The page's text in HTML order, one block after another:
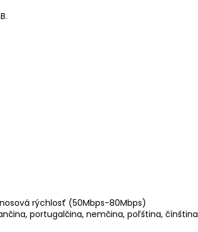
rýchlosť (50Mbps-80Mbps)
portugalčina, nemčina, poľština, čínština